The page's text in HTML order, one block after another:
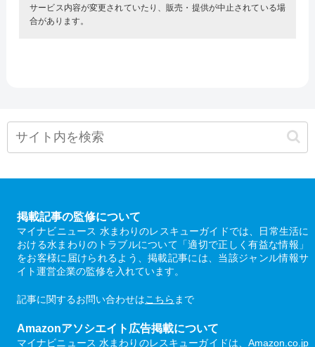
サービス内容が変更されていたり、販売・提供が中止されている場
合があります。
掲載記事の監修について
マイナビニュース 水まわりのレスキューガイドでは、日常生活に
おける水まわりのトラブルについて「適切で正しく有益な情報」
をお客様に届けられるよう、掲載記事には、当該ジャンル情報サ
イト運営企業の監修を入れています。
記事に関するお問い合わせはこちら まで
Amazonアソシエイト広告掲載について
マイナビニュース 水まわりのレスキューガイドは、Amazon.co.jp